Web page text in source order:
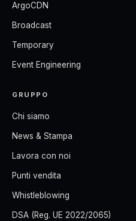
ArgoCDN
Broadcast
Temporary
Event Engineering
GRUPPO
Chi siamo
News & Stampa
Lavora con noi
Punti vendita
Whistleblowing
DSA (Reg. UE 2022/2065)